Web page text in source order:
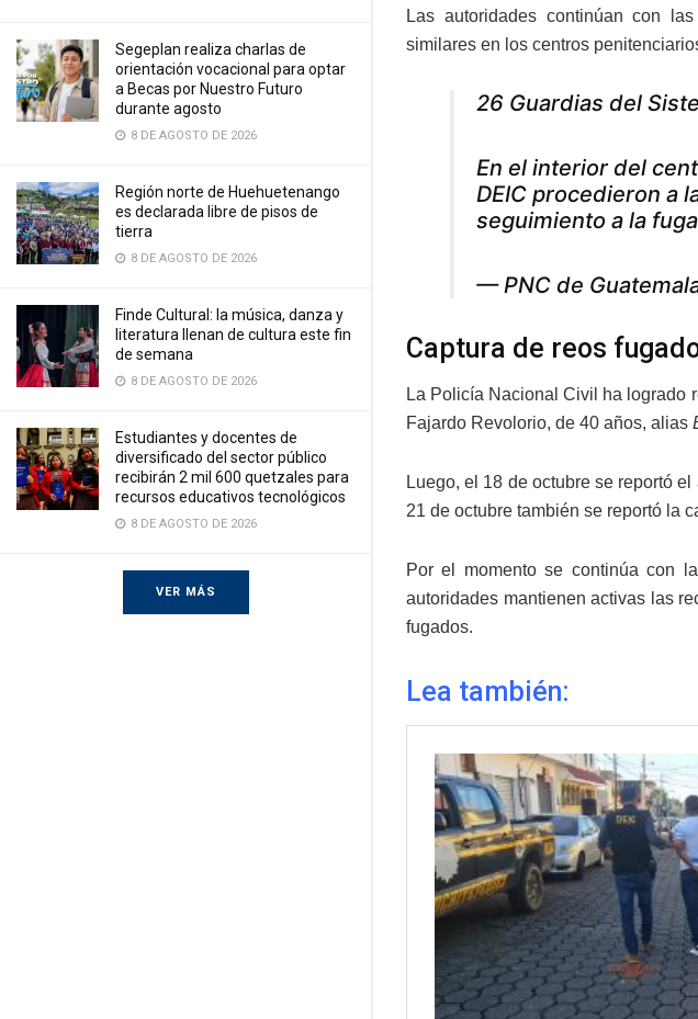
Segeplan realiza charlas de
orientación vocacional para optar
a Becas por Nuestro Futuro
durante agosto
8 DE AGOSTO DE 2026
Región norte de Huehuetenango
es declarada libre de pisos de
tierra
8 DE AGOSTO DE 2026
Finde Cultural: la música, danza y
literatura llenan de cultura este fin
de semana
8 DE AGOSTO DE 2026
Estudiantes y docentes de
diversificado del sector público
recibirán 2 mil 600 quetzales para
recursos educativos tecnológicos
8 DE AGOSTO DE 2026
VER MÁS
Las autoridades continúan con
similares en los centros
26 Guardias del
En el interior del
DEIC procedieron a
seguimiento a la
— PNC de
Captura de reos
La Policía Nacional Civil ha logrado
Fajardo Revolorio, de 40 años, alias
Luego, el 18 de octubre se reportó
21 de octubre también se reportó la
Por el momento se continúa con
autoridades mantienen activas las
fugados.
Lea también: